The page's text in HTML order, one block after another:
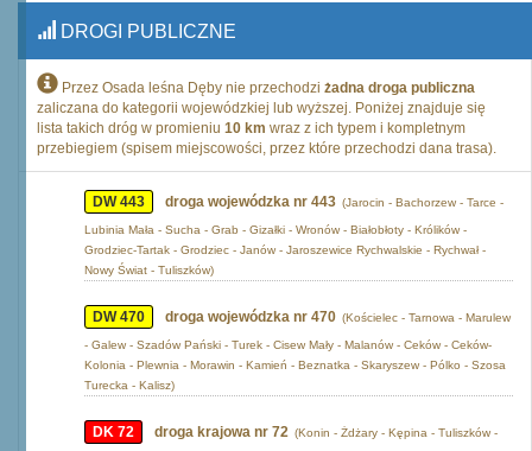
DROGI PUBLICZNE
Przez Osada leśna Dęby nie przechodzi żadna droga publiczna
zaliczana do kategorii wojewódzkiej lub wyższej. Poniżej znajduje się
lista takich dróg w promieniu 10 km wraz z ich typem i kompletnym
przebiegiem (spisem miejscowości, przez które przechodzi dana trasa).
DW 443 droga wojewódzka nr 443 (Jarocin - Bachorzew - Tarce -
Lubinia Mała - Sucha - Grab - Gizałki - Wronów - Białobłoty - Królików -
Grodziec-Tartak - Grodziec - Janów - Jaroszewice Rychwalskie - Rychwał -
Nowy Świat - Tuliszków)
DW 470 droga wojewódzka nr 470 (Kościelec - Tarnowa - Marulew
- Galew - Szadów Pański - Turek - Cisew Mały - Malanów - Ceków - Ceków-
Kolonia - Plewnia - Morawin - Kamień - Beznatka - Skaryszew - Pólko - Szosa
Turecka - Kalisz)
DK 72 droga krajowa nr 72 (Konin - Żdżary - Kępina - Tuliszków -